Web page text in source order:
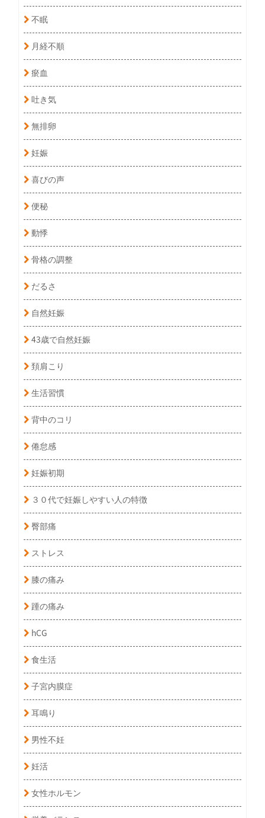
不眠
月経不順
瘀血
吐き気
無排卵
妊娠
喜びの声
便秘
動悸
骨格の調整
だるさ
自然妊娠
43歳で自然妊娠
頚肩こり
生活習慣
背中のコリ
倦怠感
妊娠初期
３０代で妊娠しやすい人の特徴
臀部痛
ストレス
膝の痛み
踵の痛み
hCG
食生活
子宮内膜症
耳鳴り
男性不妊
妊活
女性ホルモン